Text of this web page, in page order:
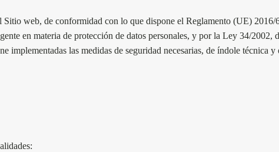
Sitio web, de conformidad con lo que dispone el Reglamento (UE)
en materia de protección de datos personales, y por la Ley 34/2002,
las medidas de seguridad necesarias, de índole técnica